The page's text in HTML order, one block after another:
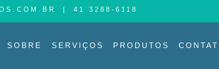
| 41 3288-6118
SOBRE SERVIÇOS PRODUTOS